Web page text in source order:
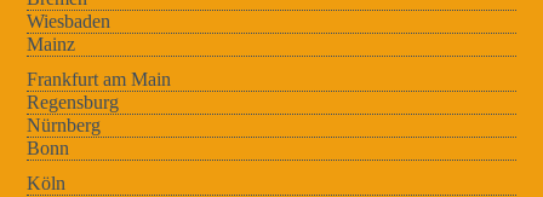
Wiesbaden
Mainz
Frankfurt am Main
Regensburg
Nürnberg
Bonn
Köln